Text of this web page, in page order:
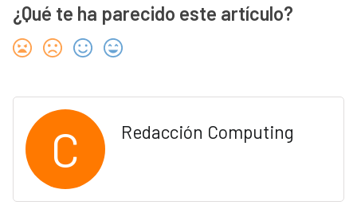
¿Qué te ha parecido este artículo?
C Redacción Computing